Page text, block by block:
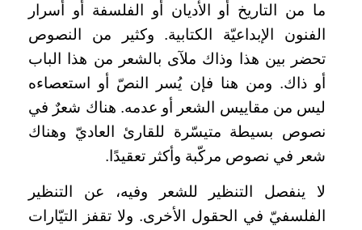
ما من التاريخ أو الأديان أو الفلسفة أو أسرار
الفنون الإبداعيّة الكتابية. وكثير من النصوص
تحضر بين هذا وذاك ملآى بالشعر من هذا الباب
أو ذاك. ومن هنا فإن يُسر النصّ أو استعصاءه
ليس من مقاييس الشعر أو عدمه. هناك شعرٌ في
نصوص بسيطة متيسّرة للقارئ العاديّ وهناك
شعر في نصوص مركّبة وأكثر تعقيدًا.
لا ينفصل التنظير للشعر وفيه، عن التنظير
الفلسفيّ في الحقول الأخرى. ولا تقفز التيّارات